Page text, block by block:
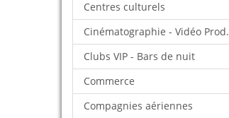
Centres culturels
Cinématographie - Vidéo Prod.
Clubs VIP - Bars de nuit
Commerce
Compagnies aériennes